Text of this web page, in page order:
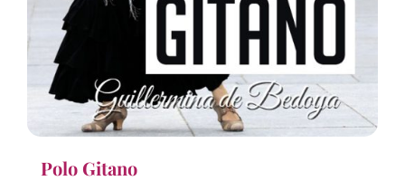
Polo Gitano